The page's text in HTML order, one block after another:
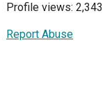
Profile views: 2,343
Report Abuse